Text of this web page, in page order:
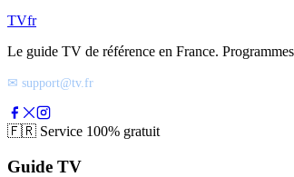
TVfr
Le guide TV de référence en France.
✉ support@tv.fr
🇫🇷 Service 100% gratuit
Guide TV